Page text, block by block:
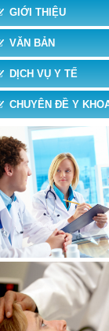
GIỚI THIỆU
VĂN BẢN
DỊCH VỤ Y TẾ
CHUYÊN ĐỀ Y